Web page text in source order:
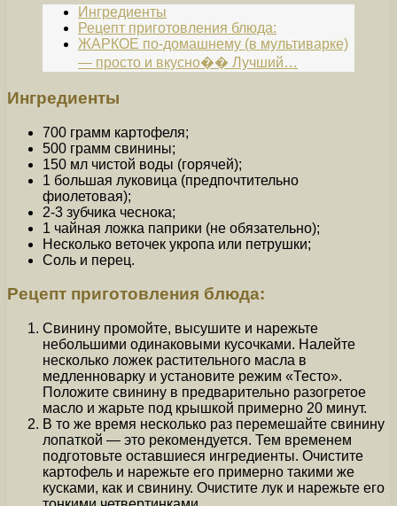
Ингредиенты
Рецепт приготовления блюда:
ЖАРКОЕ по-домашнему (в мультиварке)
— просто и вкусно�� Лучший…
Ингредиенты
700 грамм картофеля;
500 грамм свинины;
150 мл чистой воды (горячей);
1 большая луковица (предпочтительно
фиолетовая);
2-3 зубчика чеснока;
1 чайная ложка паприки (не обязательно);
Несколько веточек укропа или петрушки;
Соль и перец.
Рецепт приготовления блюда:
Свинину промойте, высушите и нарежьте
небольшими одинаковыми кусочками. Налейте
несколько ложек растительного масла в
медленноварку и установите режим «Тесто».
Положите свинину в предварительно разогретое
масло и жарьте под крышкой примерно 20 минут.
В то же время несколько раз перемешайте свинину
лопаткой — это рекомендуется. Тем временем
подготовьте оставшиеся ингредиенты. Очистите
картофель и нарежьте его примерно такими же
кусками, как и свинину. Очистите лук и нарежьте его